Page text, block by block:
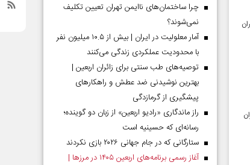
چرا ساختمان‌های ناایمن تهران تعیین تکلیف
نمی‌شوند؟
آمار معلولیت در ایران | بیش از ۱۰.۵ میلیون نفر
با محدودیت عملکردی زندگی می‌کنند
توصیه‌های طب سنتی برای زائران اربعین |
بهترین نوشیدنی ضد عطش و راهکارهای
پیشگیری از گرمازدگی
راز ماندگاری «رادیو اربعین» از زبان دو گوینده؛
رسانه‌ای که حسینیه است
ستارگانی که در جام جهانی ۲۰۲۶ بازی نکردند
آغاز رسمی برنامه‌های اربعین ۱۴۰۵ در مرز‌ها |